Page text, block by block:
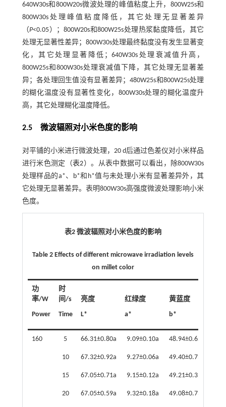
640W30s和800W20s微波处理的峰值粘度上升，800W25s和
800W30s处理峰值粘度降低，其它处理无显著差异
（P<0.05）；800W20s和800W25s处理热浆黏度降低，其它
处理无显著性差异；800W30s处理最终黏度没有发生显著变
化，其它处理显著降低；640W30s处理衰减值升高，
800W25s和800W30s处理衰减值下降，其它处理无显著差
异；各处理回生值没有显著差异；480W25s和800W25s处理
的糊化温度没有显著性变化，800W30s处理的糊化温度升
高，其它处理糊化温度降低。
2.5 微波辐照对小米色度的影响
对平铺的小米进行微波处理，20 d后通过色差仪对小米样品
进行米色测定（表2 ）。从表中数据可以看出，除800W30s
处理样品的a*、b*和h*值与未处理小米有显著差异外，其
它处理无显著差异。表明800W30s高强度微波处理影响小米
色度。
表2 微波辐照对小米色度的影响
Table 2 Effects of different microwave irradiation levels
on millet color
功
率/W
Power
时
间/s
Time
亮度
L*
红绿度
a*
黄蓝度
b*
160 5 66.31±0.80a 9.09±0.10a 48.94±0.62a
10 67.32±0.92a 9.27±0.06a 49.40±0.73a
15 67.05±0.71a 9.15±0.12a 49.21±0.35a
20 67.05±0.59a 9.32±0.18a 49.08±0.73a